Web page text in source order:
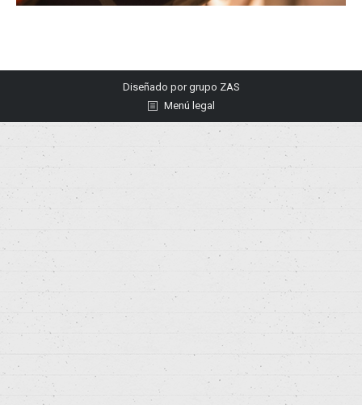
Diseñado porgrupo ZAS
Menú legal